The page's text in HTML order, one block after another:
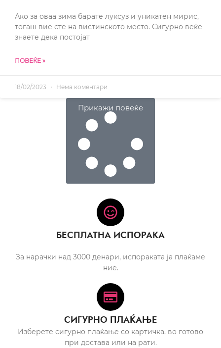
Ако за оваа зима барате луксуз и уникатен мирис,
тогаш вие сте на вистинското место. Сигурно веќе
знаете дека постојат
ПОВЕЌЕ »
18/02/2023 Нема коментари
Прикажи повеќе
БЕСПЛАТНА ИСПОРАКА
За нарачки над 3000 денари, испораката ја плаќаме
ние.
СИГУРНО ПЛАЌАЊЕ
Изберете сигурно плаќање со картичка, во готово
при достава или на рати.